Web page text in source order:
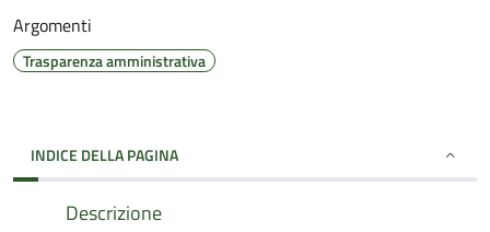
Argomenti
Trasparenza amministrativa
INDICE DELLA PAGINA
Descrizione